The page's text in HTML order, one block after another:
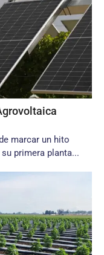
marcar un hito
primera planta...